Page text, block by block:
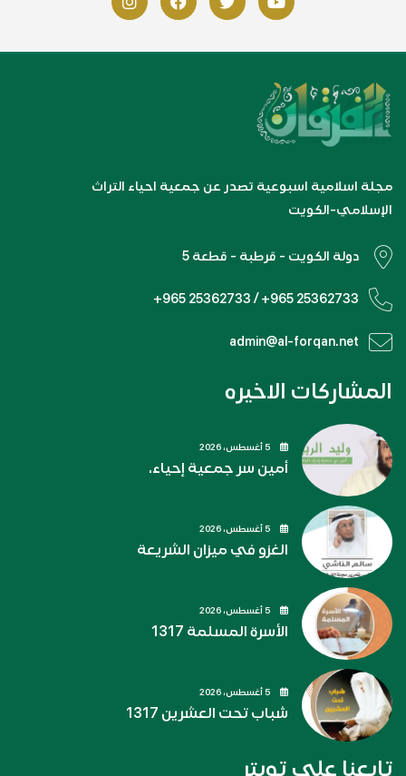
مجلة اسلامية اسبوعية تصدر عن جمعية احياء التراث
الإسلامي-الكويت
دولة الكويت - قرطبة - قطعة 5
+965 25362733 / +965 25362733
admin@al-forqan.net
المشاركات الاخيره
أمين سر جمعية إحياء.
الغزو في ميزان الشريعة
الأسرة المسلمة 1317
شباب تحت العشرين 1317
تابعنا على تويتر